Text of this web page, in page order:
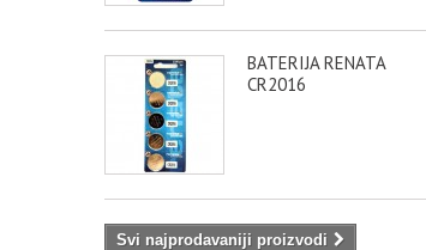
BATERIJA RENATA
CR2016
Svi najprodavaniji proizvodi